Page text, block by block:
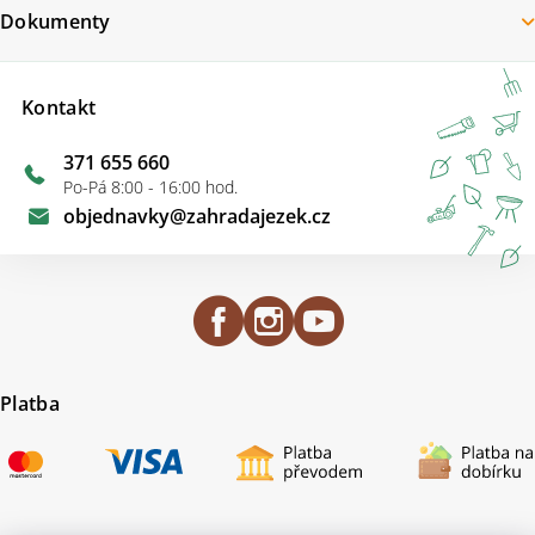
Kontakt
objednavky@zahradajezek.cz
371 655 660
Po-Pá 8:00 - 16:00 hod.
Dokumenty
Platba